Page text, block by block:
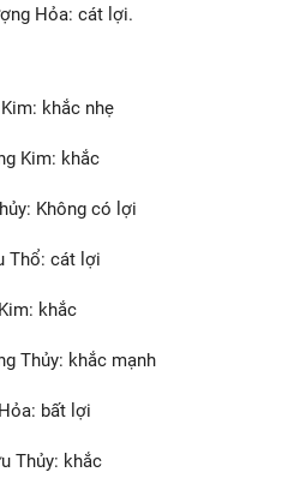
Hỏa: cát lợi.
khắc nhẹ
Kim: khắc
Không có lợi
Thổ: cát lợi
khắc
Thủy: khắc mạnh
bất lợi
Thủy: khắc